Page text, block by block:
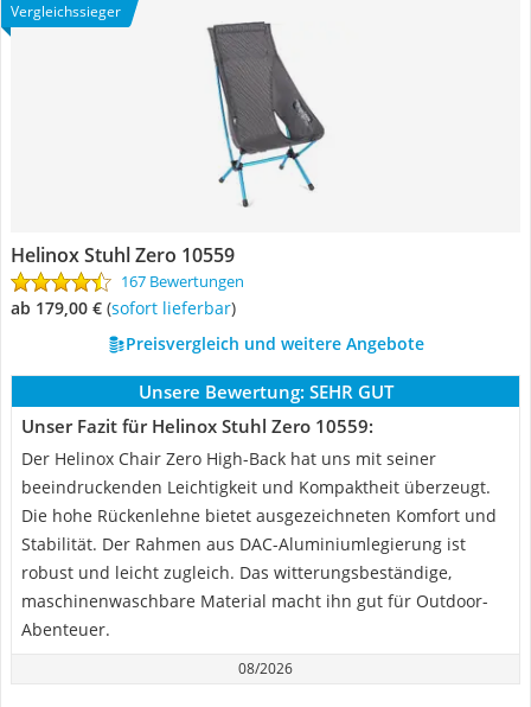
Vergleichssieger
Helinox Stuhl Zero 10559
167 Bewertungen
ab 179,00 € ( Sofort lieferbar)
Preisvergleich und weitere Angebote
Unsere Bewertung: SEHR GUT
Unser Fazit für Helinox Stuhl Zero 10559:
Der Helinox Chair Zero High-Back hat uns mit seiner
beeindruckenden Leichtigkeit und Kompaktheit überzeugt.
Die hohe Rückenlehne bietet ausgezeichneten Komfort und
Stabilität. Der Rahmen aus DAC-Aluminiumlegierung ist
robust und leicht zugleich. Das witterungsbeständige,
maschinenwaschbare Material macht ihn gut für Outdoor-
Abenteuer.
08/2026